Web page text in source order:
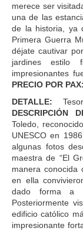
merece ser
una de las
de la historia, ya
Primera Guerra
déjate cautivar
jardines estilo
impresionantes
PRECIO POR PAX:
DETALLE:
DESCRIPCIÓN
Toledo,
UNESCO en
algunas fotos
maestra de “El
manera conocida
en ella
dado forma a
Posteriormente
edificio católico
impresionante